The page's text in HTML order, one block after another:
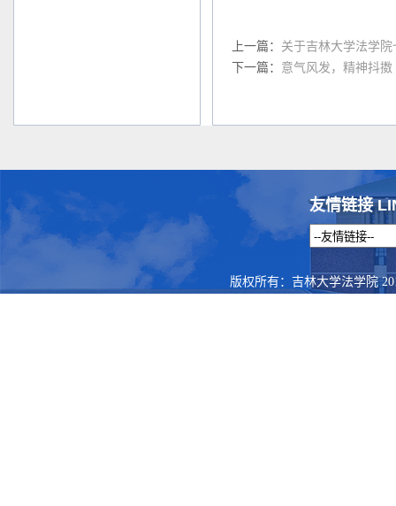
上一篇： 关于吉林大学法学
下一篇： 意气风发，精神抖
友情链接
版权所有：吉林大学法学院